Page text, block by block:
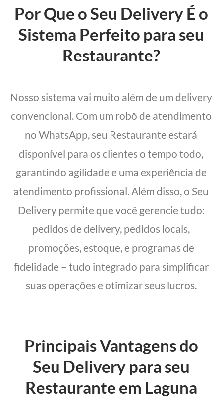
Por Que o Seu Delivery É o
Sistema Perfeito para seu
Restaurante?
Nosso sistema vai muito além de um delivery
convencional. Com um robô de atendimento
no WhatsApp, seu Restaurante estará
disponível para os clientes o tempo todo,
garantindo agilidade e uma experiência de
atendimento profissional. Além disso, o Seu
Delivery permite que você gerencie tudo:
pedidos de delivery, pedidos locais,
promoções, estoque, e programas de
fidelidade – tudo integrado para simplificar
suas operações e otimizar seus lucros.
Principais Vantagens do
Seu Delivery para seu
Restaurante em Laguna